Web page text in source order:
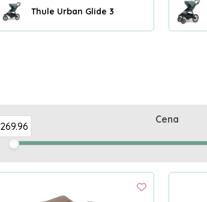
Thule Urban Glide 3
Cena
269.96